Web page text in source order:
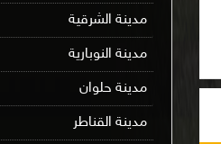
مدينة الشرقية
مدينة النوبارية
مدينة حلوان
مدينة القناطر